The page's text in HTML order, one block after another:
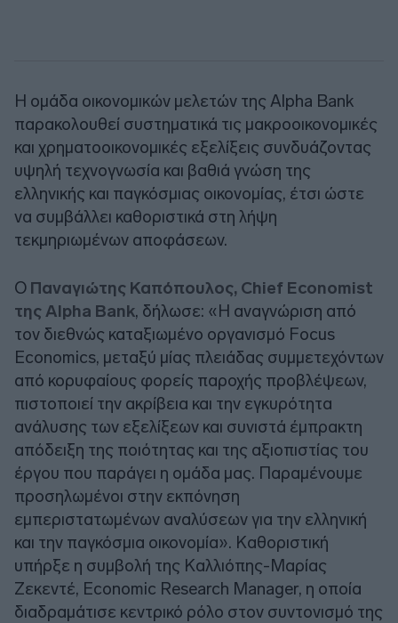
Η ομάδα οικονομικών μελετών της Alpha Bank
παρακολουθεί συστηματικά τις μακροοικονομικές
και χρηματοοικονομικές εξελίξεις συνδυάζοντας
υψηλή τεχνογνωσία και βαθιά γνώση της
ελληνικής και παγκόσμιας οικονομίας, έτσι ώστε
να συμβάλλει καθοριστικά στη λήψη
τεκμηριωμένων αποφάσεων.
Ο Παναγιώτης Καπόπουλος, Chief Economist
της Alpha Bank, δήλωσε: «Η αναγνώριση από
τον διεθνώς καταξιωμένο οργανισμό Focus
Economics, μεταξύ μίας πλειάδας συμμετεχόντων
από κορυφαίους φορείς παροχής προβλέψεων,
πιστοποιεί την ακρίβεια και την εγκυρότητα
ανάλυσης των εξελίξεων και συνιστά έμπρακτη
απόδειξη της ποιότητας και της αξιοπιστίας του
έργου που παράγει η ομάδα μας. Παραμένουμε
προσηλωμένοι στην εκπόνηση
εμπεριστατωμένων αναλύσεων για την ελληνική
και την παγκόσμια οικονομία». Καθοριστική
υπήρξε η συμβολή της Καλλιόπης-Μαρίας
Ζεκεντέ, Economic Research Manager, η οποία
διαδραμάτισε κεντρικό ρόλο στον συντονισμό της